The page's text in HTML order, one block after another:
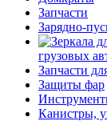
Запчасти
Зарядно-
грузовых
Запчасти
Защиты фар
Канистры,